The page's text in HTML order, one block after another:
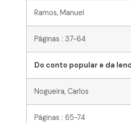
Ramos, Manuel
Páginas : 37-64
Do conto popular e da
Nogueira, Carlos
Páginas : 65-74